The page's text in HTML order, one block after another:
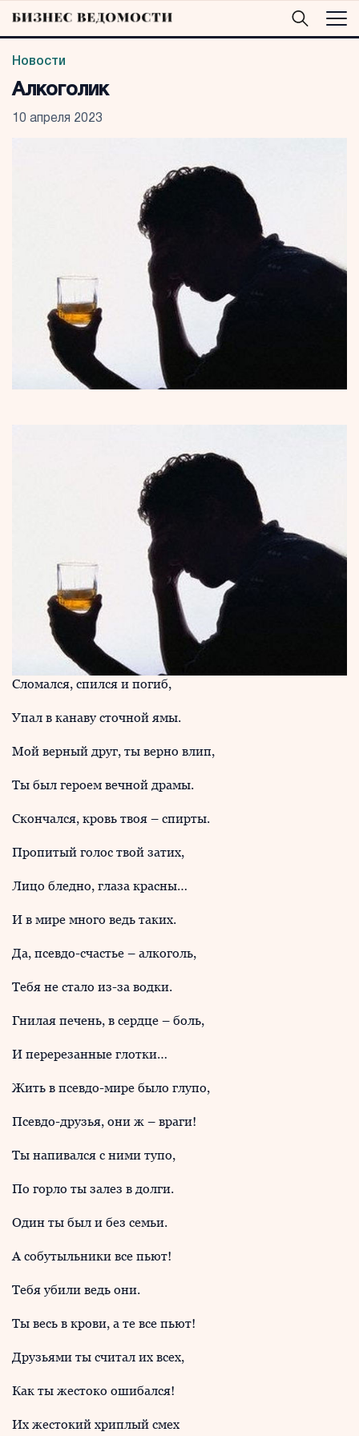
Новости
Алкоголик
10 апреля 2023
Сломался, спился и погиб,
Упал в канаву сточной ямы.
Мой верный друг, ты верно влип,
Ты был героем вечной драмы.
Скончался, кровь твоя – спирты.
Пропитый голос твой затих,
Лицо бледно, глаза красны…
И в мире много ведь таких.
Да, псевдо-счастье – алкоголь,
Тебя не стало из-за водки.
Гнилая печень, в сердце – боль,
И перерезанные глотки…
Жить в псевдо-мире было глупо,
Псевдо-друзья, они ж – враги!
Ты напивался с ними тупо,
По горло ты залез в долги.
Один ты был и без семьи.
А собутыльники все пьют!
Тебя убили ведь они.
Ты весь в крови, а те все пьют!
Друзьями ты считал их всех,
Как ты жестоко ошибался!
Их жестокий хриплый смех